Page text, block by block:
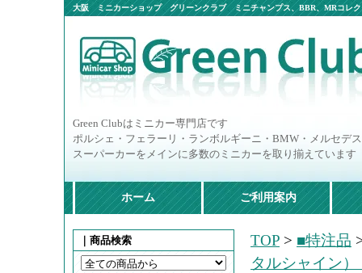
大阪 ミニカーショップ グリーンクラブ ミニチャンプス、BBR、MRコレ
Green Clubはミニカー専門店です
ポルシェ・フェラーリ・ランボルギーニ・BMW・メルセデ
スーパーカーをメインに多数のミニカーを取り揃えています
ホーム ご利用案内
｜商品検索 TOP > ■特注品
タルシャイン）